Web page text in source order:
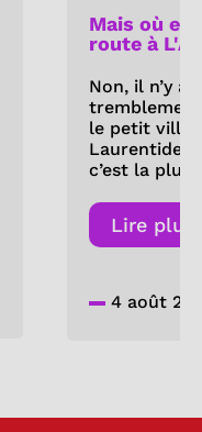
Mais où
route à
Non, il n’y a
le petit
Laurentides.
c’est la pluie!
Lire plus
4 août